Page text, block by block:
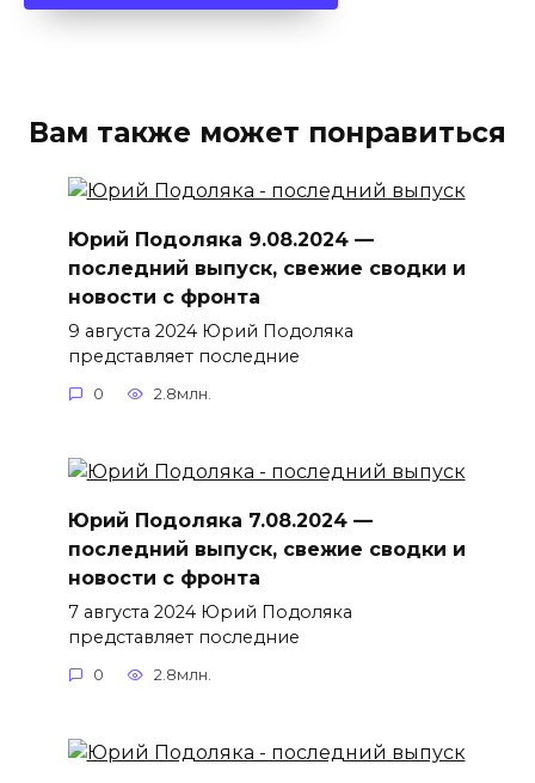
Вам также может понравиться
Юрий Подоляка 9.08.2024 —
последний выпуск, свежие сводки и
новости с фронта
9 августа 2024 Юрий Подоляка
представляет последние
0 2.8млн.
Юрий Подоляка 7.08.2024 —
последний выпуск, свежие сводки и
новости с фронта
7 августа 2024 Юрий Подоляка
представляет последние
0 2.8млн.